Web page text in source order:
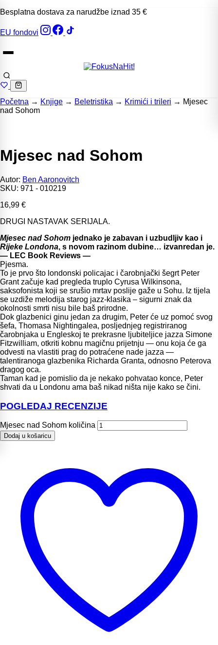
Besplatna dostava za narudžbe iznad 35 €
EU fondovi
Početna → Knjige → Beletristika → Krimići i trileri → Mjesec
nad Sohom
Mjesec nad Sohom
Autor: Ben Aaronovitch
SKU: 971 - 010219
16,99 €
DRUGI NASTAVAK SERIJALA.
Mjesec nad Sohom jednako je zabavan i uzbudljiv kao i
Rijeke Londona, s novom razinom dubine… izvanredan je.
― LEC Book Reviews ―
Pjesma.
To je prvo što londonski policajac i čarobnjački šegrt Peter
Grant začuje kad pregleda truplo Cyrusa Wilkinsona,
saksofonista koji se srušio mrtav poslije gaže u Sohu. Iz tijela
se uzdiže melodija starog jazz-klasika – sigurni znak da
okolnosti smrti nisu bile baš prirodne.
Dok glazbenici ginu jedan za drugim, Peter će uz pomoć svog
šefa, Thomasa Nightingalea, posljednjeg registriranog
čarobnjaka u Engleskoj te prekrasne ljubiteljice jazza Simone
Fitzwilliam, otkriti kobnu magičnu prijetnju ― onu koja će ga
odvesti na vlastiti prag do potraćene nade jazza ―
talentiranoga glazbenika Richarda Granta, odnosno Peterova
dragog oca.
Taman kad je pomislio da je nekako pohvatao konce, Peter
shvati da u Londonu ama baš nikad ništa nije kako se čini.
POGLEDAJ RECENZIJE
Mjesec nad Sohom količina
Dodaj u košaricu